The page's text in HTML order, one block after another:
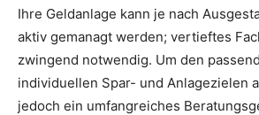
Ihre Geldanlage kann je nach
aktiv gemanagt werden; vertieftes
zwingend notwendig. Um den
individuellen Spar- und Anlagezielen
jedoch ein umfangreiches